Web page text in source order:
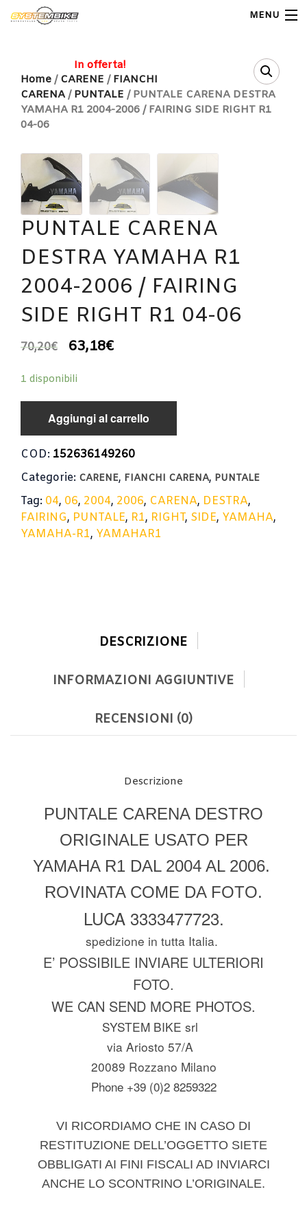
MENU
Home
Shop Moto
Shop Ricambi
Note Generali
Carrello
Contatti
Home / CARENE / FIANCHI
CARENA / PUNTALE / PUNTALE CARENA DESTRA
YAMAHA R1 2004-2006 / FAIRING SIDE RIGHT R1
04-06
In offerta!
PUNTALE CARENA
DESTRA YAMAHA R1
2004-2006 / FAIRING
SIDE RIGHT R1 04-06
70,20€ 63,18€
1 disponibili
Aggiungi al carrello
COD: 152636149260
Categorie: CARENE, FIANCHI CARENA, PUNTALE
Tag: 04, 06, 2004, 2006, CARENA, DESTRA,
FAIRING, PUNTALE, R1, RIGHT, SIDE, YAMAHA,
YAMAHA-R1, YAMAHAR1
DESCRIZIONE
INFORMAZIONI AGGIUNTIVE
RECENSIONI (0)
Descrizione
PUNTALE CARENA DESTRO
ORIGINALE USATO PER
YAMAHA R1 DAL 2004 AL 2006.
ROVINATA COME DA FOTO.
LUCA 3333477723.
spedizione in tutta Italia.
E’ POSSIBILE INVIARE ULTERIORI
FOTO.
WE CAN SEND MORE PHOTOS.
SYSTEM BIKE srl
via Ariosto 57/A
20089 Rozzano Milano
Phone +39 (0)2 8259322
VI RICORDIAMO CHE IN CASO DI
RESTITUZIONE DELL’OGGETTO SIETE
OBBLIGATI AI FINI FISCALI AD INVIARCI
ANCHE LO SCONTRINO L’ORIGINALE.